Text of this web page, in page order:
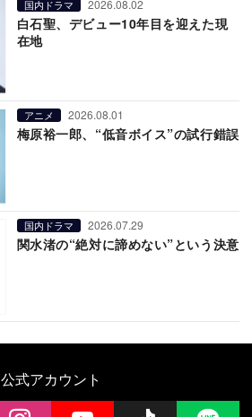
国内ドラマ 2026.08.02
白石聖、デビュー10年目を迎えた現
在地
アニメ 2026.08.01
梅原裕一郎、“低音ボイス”の試行錯誤
国内ドラマ 2026.07.29
関水渚の“絶対に諦めない”という決意
公式アカウント